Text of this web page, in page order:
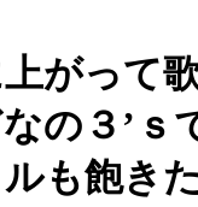
がって
の３’ｓ
ルも飽